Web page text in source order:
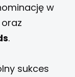
w
oraz
.
sukces